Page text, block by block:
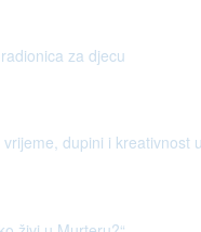
za djecu
dupini i kreativnost